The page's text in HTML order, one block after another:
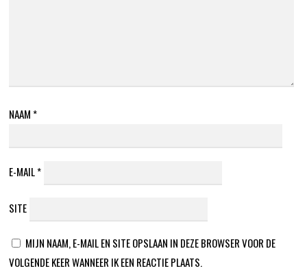
NAAM *
E-MAIL*
SITE
MIJN NAAM, E-MAIL EN SITE OPSLAAN IN DEZE BROWSER VOOR DE
VOLGENDE KEER WANNEER IK EEN REACTIE PLAATS.